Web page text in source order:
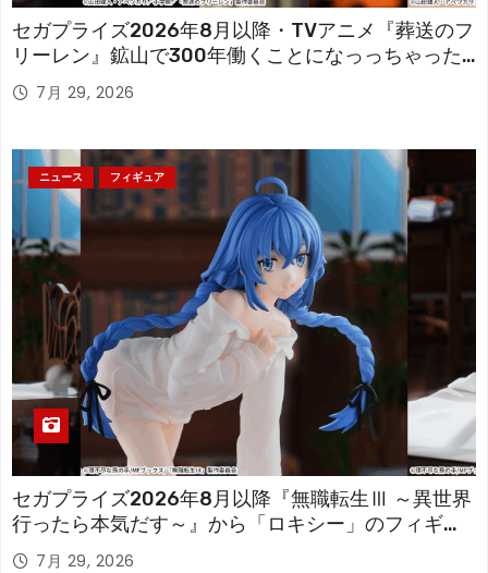
セガプライズ2026年8月以降・TVアニメ『葬送のフ
リーレン』鉱山で300年働くことになっっちゃった
「フリーレン」を立体化！
7月 29, 2026
ニュース フィギュア
セガプライズ2026年8月以降『無職転生Ⅲ ～異世界
行ったら本気だす～』から「ロキシー」のフィギュ
アが登場！
7月 29, 2026